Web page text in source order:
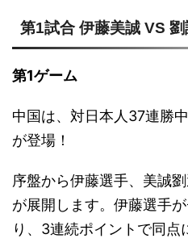
第1試合 伊藤美誠 VS
第1ゲーム
中国は、対日本人37連勝
が登場！
序盤から伊藤選手、美誠
が展開します。伊藤選手
り、3連続ポイントで同点